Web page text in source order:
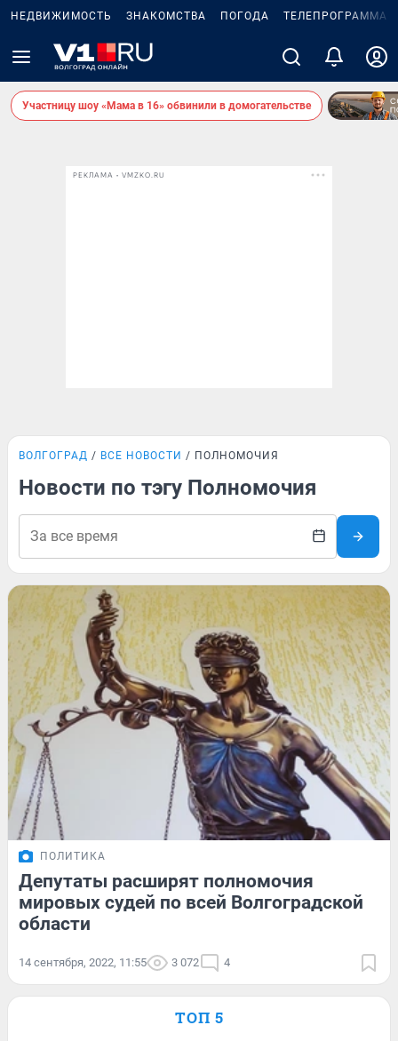
НЕДВИЖИМОСТЬ ЗНАКОМСТВА ПОГОДА ТЕЛЕПРОГРАММА
Участницу шоу «Мама в 16» обвинили в домогательстве
РЕКЛАМА • VMZKO.RU
ВОЛГОГРАД ВСЕ НОВОСТИ ПОЛНОМОЧИЯ
Новости по тэгу Полномочия
ПОЛИТИКА
Депутаты расширят полномочия
мировых судей по всей Волгоградской
области
14 сентября, 2022, 11:55 3 072 4
ТОП 5